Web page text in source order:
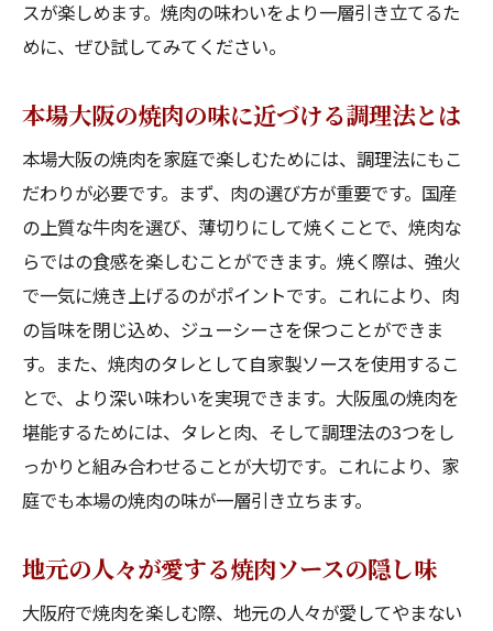
焼肉タイムが待ち遠しい！自宅で味わう大阪の
味
大阪の風味を感じる絶品ソースの秘密
自宅での焼肉をより楽しくする大阪の工夫
焼肉ソースを活用して家庭の味を新たに
大阪の味を自宅で再現するための焼肉ソー
ス
家族で楽しむ大阪風焼肉のためのヒント
家庭で楽しむ！大阪の焼肉ソースレシピの魅力
焼肉ソースの基本と大阪風のアレンジ方法
大阪の焼肉ソースが家庭料理に与える影響
家庭で大阪焼肉の雰囲気を楽しむアイディ
ア
作り方
大阪ソースで家庭の食卓を彩る方法
スが楽しめます。焼肉の味わいをより一層引き立てるた
めに、ぜひ試してみてください。
本場大阪の焼肉の味に近づける調理法とは
本場大阪の焼肉を家庭で楽しむためには、調理法にもこ
だわりが必要です。まず、肉の選び方が重要です。国産
の上質な牛肉を選び、薄切りにして焼くことで、焼肉な
らではの食感を楽しむことができます。焼く際は、強火
で一気に焼き上げるのがポイントです。これにより、肉
の旨味を閉じ込め、ジューシーさを保つことができま
す。また、焼肉のタレとして自家製ソースを使用するこ
とで、より深い味わいを実現できます。大阪風の焼肉を
堪能するためには、タレと肉、そして調理法の3つをし
っかりと組み合わせることが大切です。これにより、家
庭でも本場の焼肉の味が一層引き立ちます。
地元の人々が愛する焼肉ソースの隠し味
大阪府で焼肉を楽しむ際、地元の人々が愛してやまない